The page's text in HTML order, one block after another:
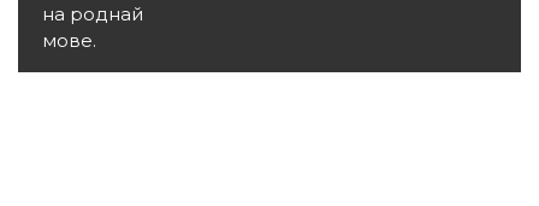
на роднай
мове.